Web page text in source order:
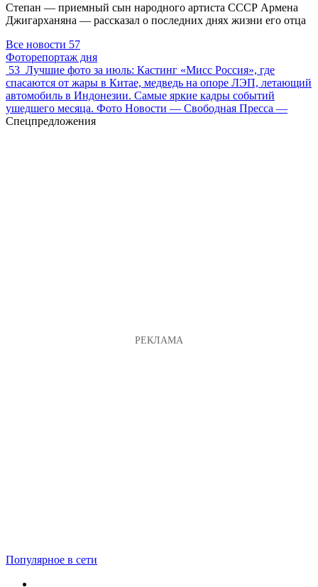
Степан — приемный сын народного артиста СССР Армена
Джигарханяна — рассказал о последних днях жизни его отца
Все новости 57
Фоторепортаж дня
53 Лучшие фото за июль: Кастинг «Мисс Россия», где
спасаются от жары в Китае, медведь на опоре ЛЭП, летающий
автомобиль в Индонезии. Самые яркие кадры событий
ушедшего месяца. Фото Новости — Свободная Пресса —
Спецпредложения
Популярное в сети